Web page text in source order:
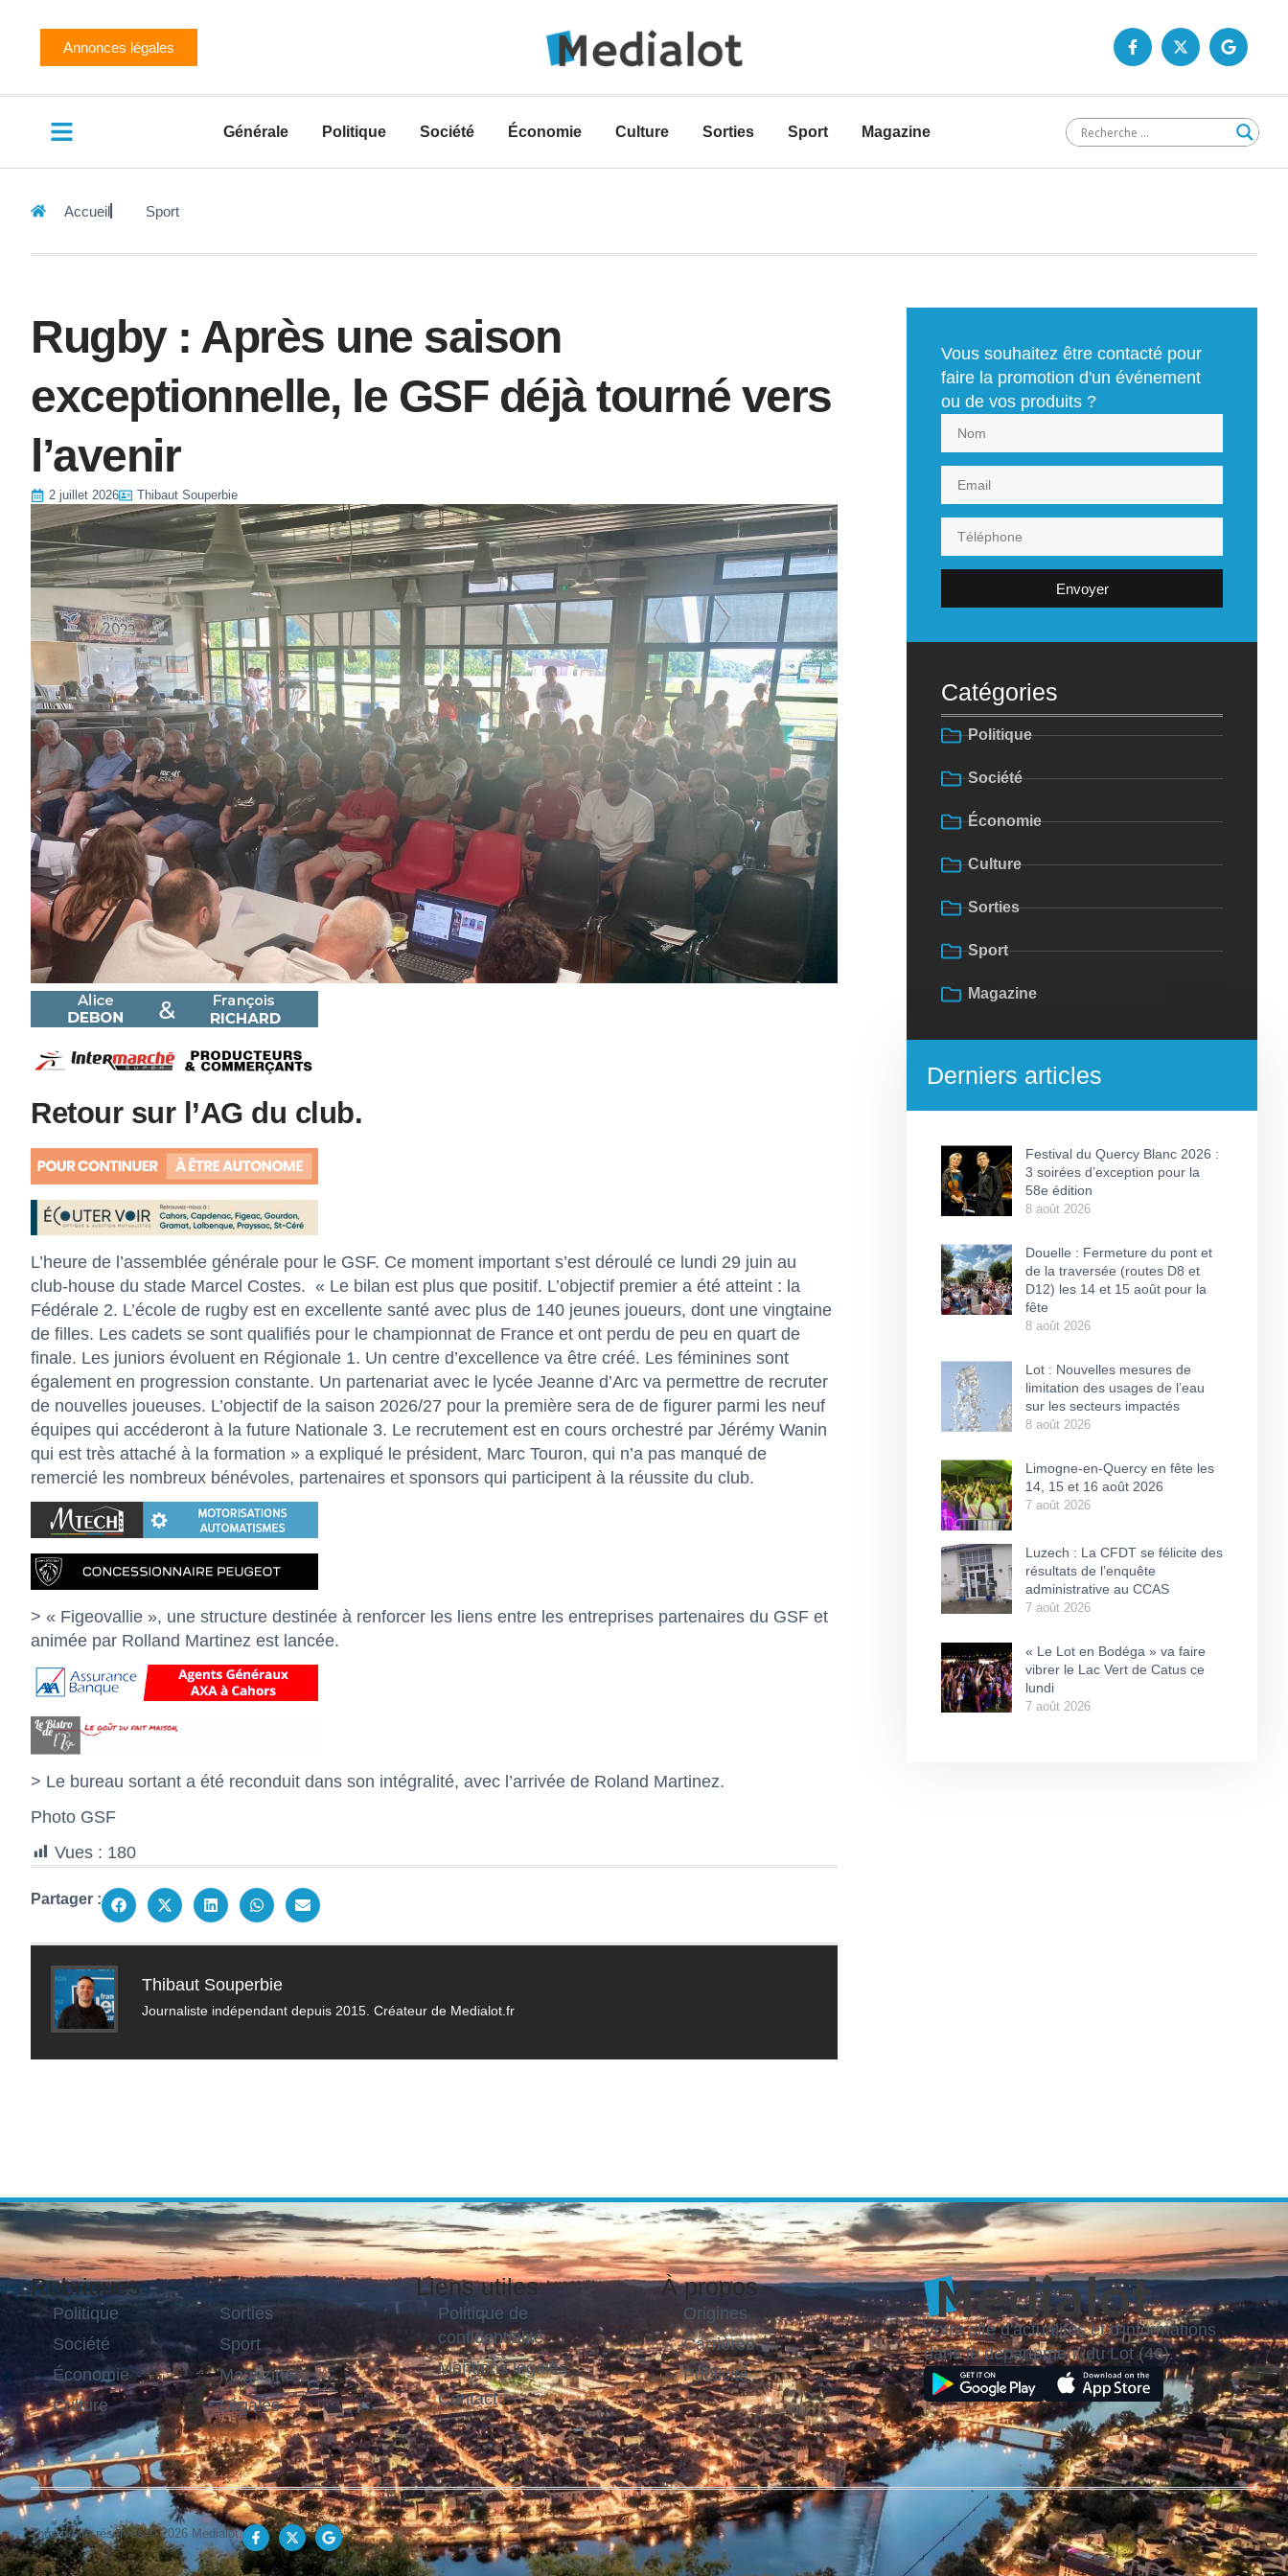
Annonces légales
Générale Politique Société Économie Culture Sorties Sport Magazine
Accueil Sport
Rugby : Après une saison
exceptionnelle, le GSF déjà tourné vers
l’avenir
2 juillet 2026 Thibaut Souperbie
Retour sur l’AG du club.
L’heure de l’assemblée générale pour le GSF. Ce moment important s’est déroulé ce lundi 29 juin au
club-house du stade Marcel Costes. « Le bilan est plus que positif. L’objectif premier a été atteint : la
Fédérale 2. L’école de rugby est en excellente santé avec plus de 140 jeunes joueurs, dont une vingtaine
de filles. Les cadets se sont qualifiés pour le championnat de France et ont perdu de peu en quart de
finale. Les juniors évoluent en Régionale 1. Un centre d’excellence va être créé. Les féminines sont
également en progression constante. Un partenariat avec le lycée Jeanne d’Arc va permettre de recruter
de nouvelles joueuses. L’objectif de la saison 2026/27 pour la première sera de de figurer parmi les neuf
équipes qui accéderont à la future Nationale 3. Le recrutement est en cours orchestré par Jérémy Wanin
qui est très attaché à la formation » a expliqué le président, Marc Touron, qui n’a pas manqué de
remercié les nombreux bénévoles, partenaires et sponsors qui participent à la réussite du club.
> « Figeovallie », une structure destinée à renforcer les liens entre les entreprises partenaires du GSF et
animée par Rolland Martinez est lancée.
> Le bureau sortant a été reconduit dans son intégralité, avec l’arrivée de Roland Martinez.
Photo GSF
Vues : 180
Partager :
Thibaut Souperbie
Journaliste indépendant depuis 2015. Créateur de Medialot.fr
Vous souhaitez être contacté pour
faire la promotion d'un événement
ou de vos produits ?
Envoyer
Catégories
Politique
Société
Économie
Culture
Sorties
Sport
Magazine
Derniers articles
Festival du Quercy Blanc 2026 :
3 soirées d’exception pour la
58e édition
8 août 2026
Douelle : Fermeture du pont et
de la traversée (routes D8 et
D12) les 14 et 15 août pour la
fête
8 août 2026
Lot : Nouvelles mesures de
limitation des usages de l’eau
sur les secteurs impactés
8 août 2026
Limogne-en-Quercy en fête les
14, 15 et 16 août 2026
7 août 2026
Luzech : La CFDT se félicite des
résultats de l’enquête
administrative au CCAS
7 août 2026
« Le Lot en Bodéga » va faire
vibrer le Lac Vert de Catus ce
lundi
7 août 2026
Rubriques
Politique
Société
Économie
Culture
Sorties
Sport
Magazine
Légales
Liens utiles
Politique de
confidentialité
Mentions légales
Contact
À propos
Origines
Carrières
Publicité
Votre site d'actualités et d'informations
dans le département du Lot (46).
Tous droits réservés © 2026 Medialot.